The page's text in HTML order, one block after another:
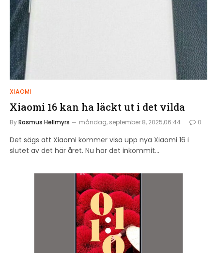
XIAOMI
Xiaomi 16 kan ha läckt ut i det vilda
ByRasmus Hellmyrs måndag, september 8, 2025,06:44 0
Det sägs att Xiaomi kommer visa upp nya Xiaomi 16 i
slutet av det här året. Nu har det inkommit…